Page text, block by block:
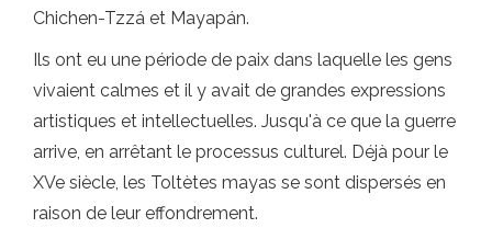
Chichen-Tzzá et Mayapán.
Ils ont eu une période de paix dans laquelle les gens
vivaient calmes et il y avait de grandes expressions
artistiques et intellectuelles. Jusqu'à ce que la guerre
arrive, en arrêtant le processus culturel. Déjà pour le
XVe siècle, les Toltètes mayas se sont dispersés en
raison de leur effondrement.